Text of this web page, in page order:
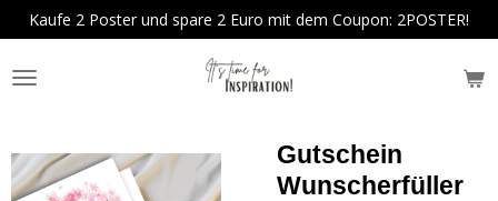
Zum
Hauptinhalt
springen
Kaufe 2 Poster und spare 2 Euro mit dem Coupon: 2POSTER!
Gutschein
Wunscherfüller